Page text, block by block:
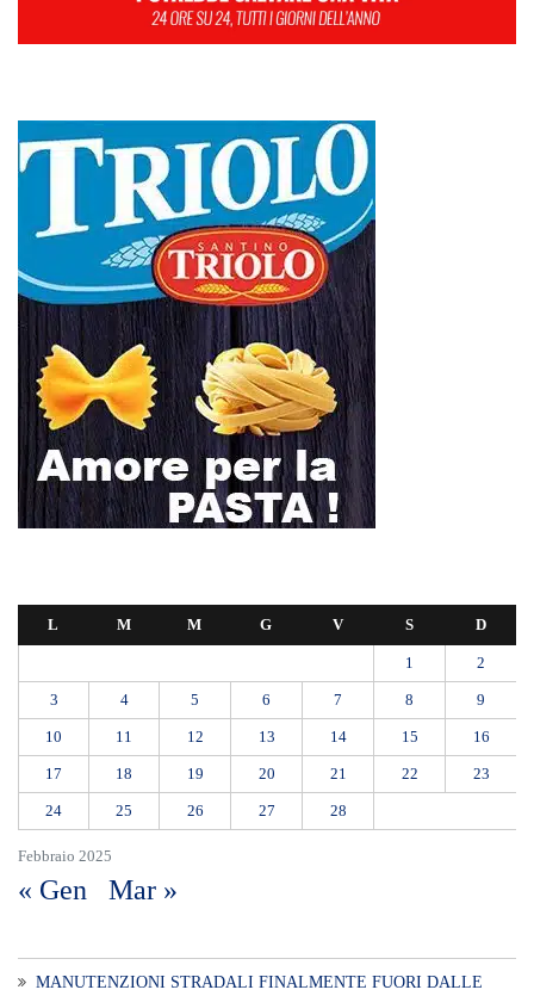
Febbraio 2025
L M M G V S D
1 2
3 4 5 6 7 8 9
10 11 12 13 14 15 16
17 18 19 20 21 22 23
24 25 26 27 28
« Gen Mar »
MANUTENZIONI STRADALI FINALMENTE FUORI DALLE